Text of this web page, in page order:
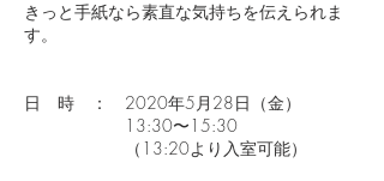
きっと手紙なら素直な気持ちを伝えられま
す。
日 時 ： 2020年5月28日（金）
13:30〜15:30
（13:20より入室可能）